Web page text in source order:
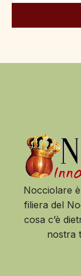
Nocciolare
filiera del
cosa c’è
nostra